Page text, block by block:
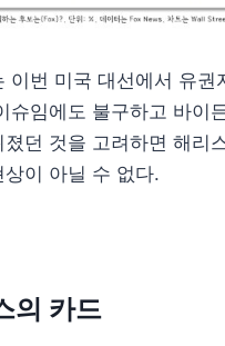
이번 미국 대선에서 유권
슈임에도 불구하고 바이
졌던 것을 고려하면 해리
상이 아닐 수 없다.
의 카드